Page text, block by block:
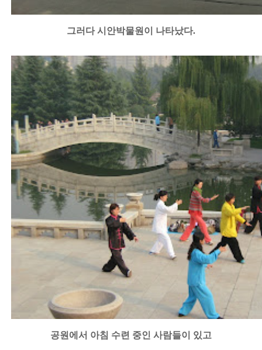
그러다 시안박물원이 나타났다.
공원에서 아침 수련 중인 사람들이 있고